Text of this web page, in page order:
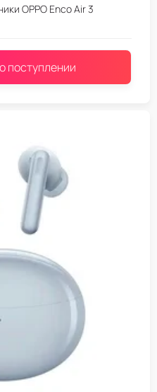
OPPO Enco Air 3
поступлении